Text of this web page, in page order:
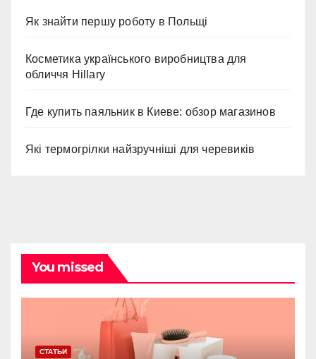
Як знайти першу роботу в Польщі
Косметика українського виробництва для
обличчя Hillary
Где купить паяльник в Киеве: обзор магазинов
Які термогрілки найзручніші для черевиків
You missed
СТАТЬИ